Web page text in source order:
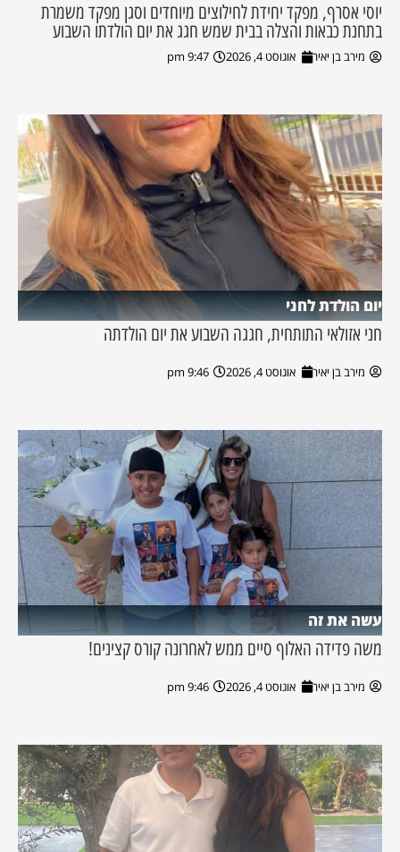
יוסי אסרף, מפקד יחידת לחילוצים מיוחדים וסגן מפקד משמרת
בתחנת כבאות והצלה בבית שמש חגג את יום הולדתו השבוע
מירב בן יאיר אוגוסט 4, 2026 9:47 pm
יום הולדת לחני
חני אזולאי התותחית, חגגה השבוע את יום הולדתה
מירב בן יאיר אוגוסט 4, 2026 9:46 pm
עשה את זה
משה פדידה האלוף סיים ממש לאחרונה קורס קצינים!
מירב בן יאיר אוגוסט 4, 2026 9:46 pm